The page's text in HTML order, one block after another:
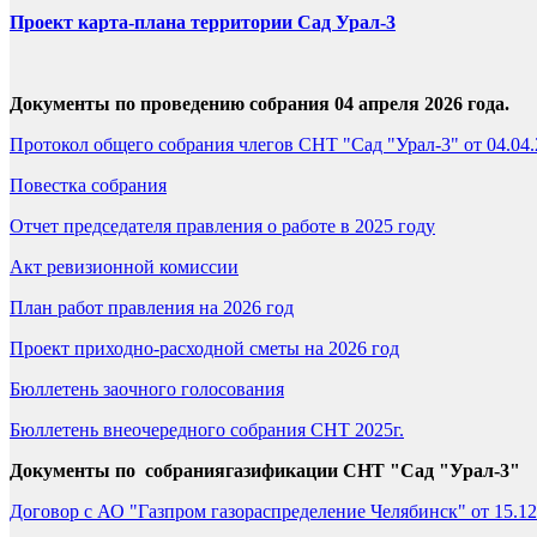
Проект карта-плана территории Сад Урал-3
Документы по проведению собрания 04 апреля 2026 года.
Протокол общего собрания члегов СНТ "Сад "Урал-3" от
Повестка собрания
Отчет председателя правления о работе в 2025 году
Акт ревизионной комиссии
План работ правления на 2026 год
Проект приходно-расходной сметы на 2026 год
Бюллетень заочного голосования
Бюллетень внеочередного собрания СНТ 2025г.
Документы по собраниягазификации СНТ "Сад "Урал-3"
Договор с АО "Газпром газораспределение Челябинск" от